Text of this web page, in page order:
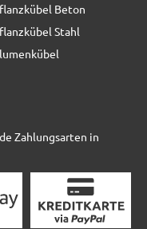
25,90 € *
Beton
Stahl
Zahlungsarten in